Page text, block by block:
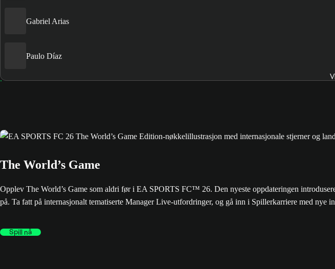
Gabriel Arias
Paulo Díaz
The World’s Game
Opplev The World’s Game som aldri før i EA SPORTS FC™ 26. Den nyeste oppdateringen
på. Ta fatt på internasjonalt tematiserte Manager Live-utfordringer, og gå inn i Spillerkarriere med nye
Spill nå